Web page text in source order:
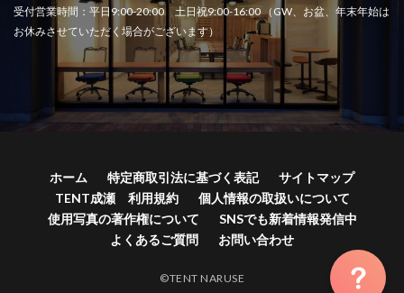
受付営業時間：平日9:00-20:00 土日祝9:00-16:00 （GW、お盆、年末年始は
お休みさせていただく場合がございます）
ホーム 特定商取引法に基づく表記
サイトマップ
TENT成瀬 利用規約
個人情報の取扱いについて
使用写真の著作権について
SNSでも新着情報発信中
よくあるご質問
お問い合わせ
©TENT NARUSE